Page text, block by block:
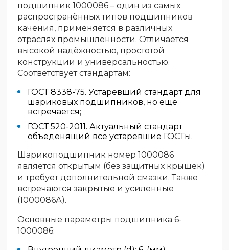
подшипник 1000086 – один из самых
распространённых типов подшипников
качения, применяется в различных
отраслях промышленности. Отличается
высокой надёжностью, простотой
конструкции и универсальностью.
Соответствует стандартам:
ГОСТ 8338-75. Устаревший стандарт для
шариковых подшипников, но ещё
встречается;
ГОСТ 520-2011. Актуальный стандарт
объеденящий все устаревшие ГОСТы.
Шарикоподшипник номер 1000086
является открытым (без защитных крышек)
и требует дополнительной смазки. Также
встречаются закрытые и усиленные
(1000086А).
Основные параметры подшипника 6-
1000086: